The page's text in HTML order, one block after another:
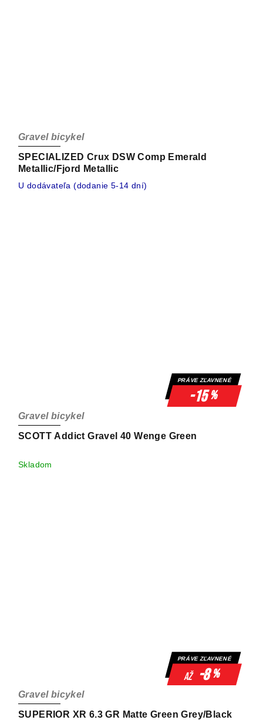
SPECIALIZED Crux DSW Comp Emerald
Metallic/Fjord Metallic
Gravel bicykel
U dodávateľa (dodanie 5-14 dní)
PRÁVE ZĽAVNENÉ
-15%
SCOTT Addict Gravel 40 Wenge Green
Gravel bicykel
Skladom
PRÁVE ZĽAVNENÉ
až -8%
SUPERIOR XR 6.3 GR Matte Green Grey/Black
Gravel bicykel